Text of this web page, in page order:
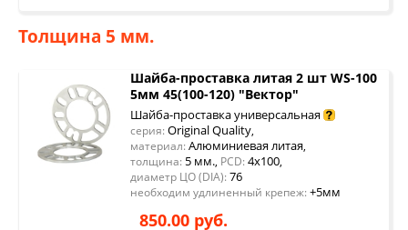
Толщина 5 мм.
Шайба-проставка литая 2 шт WS-100
5мм 45(100-120) "Вектор"
Шайба-проставка универсальная
серия: Original Quality,
материал: Алюминиевая литая,
толщина: 5 мм., PCD: 4x100,
диаметр ЦО (DIA): 76
необходим удлиненный крепеж: +5мм
850.00 руб.